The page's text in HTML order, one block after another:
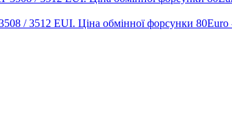
/ 3512 EUI. Ціна обмінної форсунки